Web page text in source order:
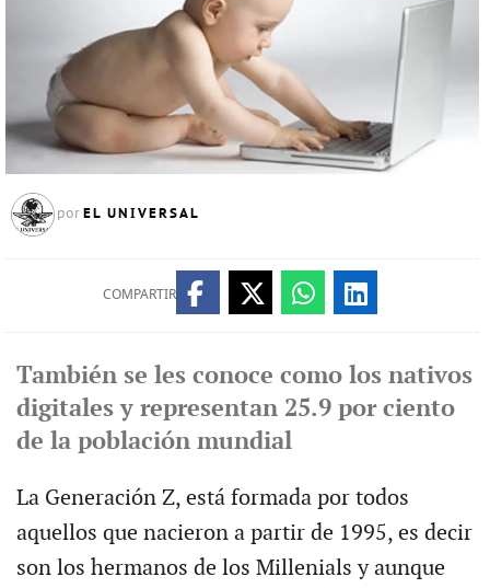
por EL UNIVERSAL
COMPARTIR
También se les conoce como los nativos
digitales y representan 25.9 por ciento
de la población mundial
La Generación Z, está formada por todos
aquellos que nacieron a partir de 1995, es decir
son los hermanos de los Millenials y aunque